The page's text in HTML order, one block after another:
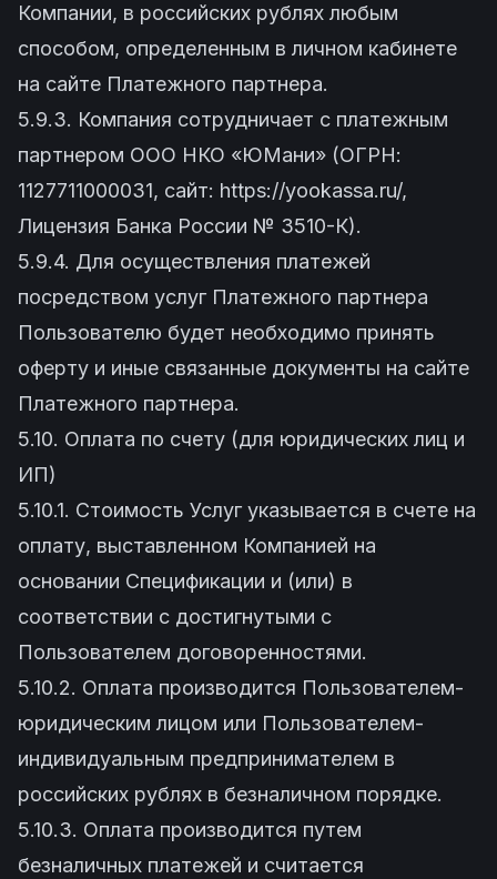
Компании, в российских рублях любым
способом, определенным в личном кабинете
на сайте Платежного партнера.
5.9.3. Компания сотрудничает с платежным
партнером ООО НКО «ЮМани» (ОГРН:
1127711000031, сайт: https://yookassa.ru/,
Лицензия Банка России № 3510-К).
5.9.4. Для осуществления платежей
посредством услуг Платежного партнера
Пользователю будет необходимо принять
оферту и иные связанные документы на сайте
Платежного партнера.
5.10. Оплата по счету (для юридических лиц и
ИП)
5.10.1. Стоимость Услуг указывается в счете на
оплату, выставленном Компанией на
основании Спецификации и (или) в
соответствии с достигнутыми с
Пользователем договоренностями.
5.10.2. Оплата производится Пользователем-
юридическим лицом или Пользователем-
индивидуальным предпринимателем в
российских рублях в безналичном порядке.
5.10.3. Оплата производится путем
безналичных платежей и считается